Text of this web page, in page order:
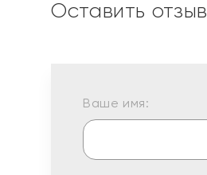
Оставить отзыв
Ваше имя: